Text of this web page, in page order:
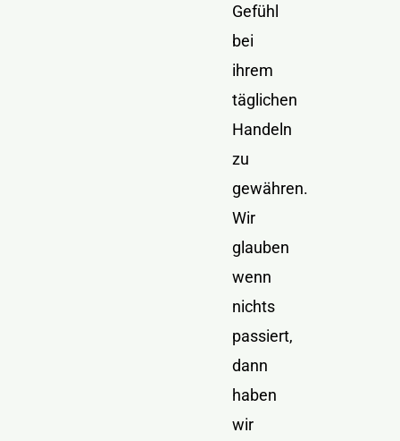
Gefühl
bei
ihrem
täglichen
Handeln
zu
gewähren.
Wir
glauben
wenn
nichts
passiert,
dann
haben
wir